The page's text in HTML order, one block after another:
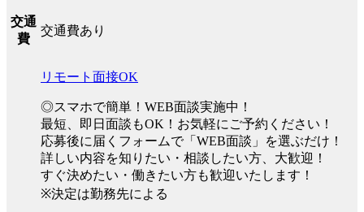
交通
費
交通費あり
リモート面接OK
◎スマホで簡単！WEB面談実施中！
最短、即日面談もOK！お気軽にご予約ください！
応募後に届くフォームで「WEB面談」を選ぶだけ！
詳しい内容を知りたい・相談したい方、大歓迎！
すぐ決めたい・働きたい方も歓迎いたします！
※決定は勤務先による